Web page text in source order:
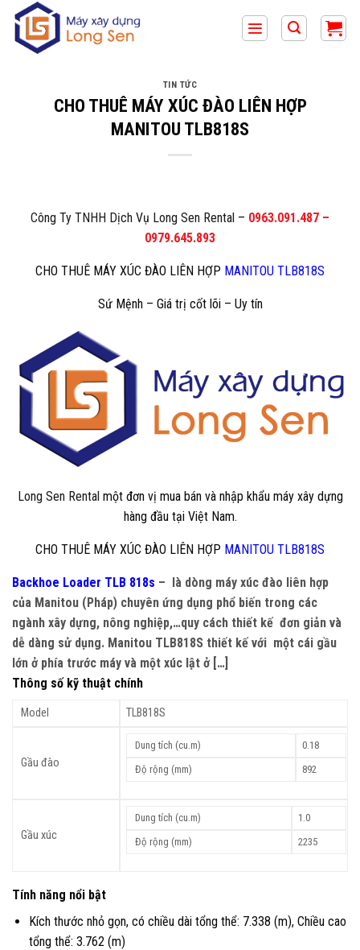
qua
TIN TỨC
CHO THUÊ MÁY XÚC ĐÀO LIÊN HỢP
MANITOU TLB818S
Công Ty TNHH Dịch Vụ Long Sen Rental – 0963.091.487 –
0979.645.893
CHO THUÊ MÁY XÚC ĐÀO LIÊN HỢP MANITOU TLB818S
Sứ Mệnh – Giá trị cốt lõi – Uy tín
Long Sen Rentalmột đơn vị mua bán và nhập khẩu máy xây dựng
hàng đầu tại Việt Nam.
CHO THUÊ MÁY XÚC ĐÀO LIÊN HỢP MANITOU TLB818S
Backhoe Loader TLB 818s – là dòng máy xúc đào liên hợp
của Manitou (Pháp) chuyên ứng dụng phổ biến trong các
ngành xây dựng, nông nghiệp,…quy cách thiết kế đơn giản và
dễ dàng sử dụng. Manitou TLB818S thiết kế với một cái gầu
lớn ở phía trước máy và một xúc lật ở […]
Thông số kỹ thuật chính
Model TLB818S
Gầu đào
Dung tích (cu.m)
0.18
Độ rộng (mm)
892
Gầu xúc
Dung tích (cu.m)
1.0
Độ rộng (mm)
2235
Tính năng nổi bật
Kích thước nhỏ gọn, có chiều dài tổng thể: 7.338 (m), Chiều cao
tổng thể: 3.762 (m)